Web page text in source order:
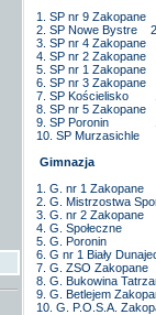
1. SP nr 9 Zakopane
2. SP Nowe Bystre
3. SP nr 4 Zakopane
4. SP nr 2 Zakopane
5. SP nr 1 Zakopane
6. SP nr 3 Zakopane
7. SP Kościelisko
8. SP nr 5 Zakopane
9. SP Poronin
10. SP Murzasichle
Gimnazja
1. G. nr 1
2. G. Mistrzostwa
3. G. nr 2
4. G.
5. G.
6. G nr 1 Biały
7. G. ZSO
8. G. Bukowina
9. G. Betlejem
10. G. P.O.S.A.